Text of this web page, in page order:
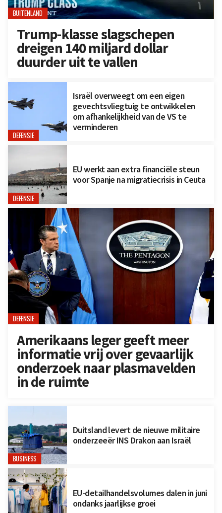
BUITENLAND
Trump-klasse slagschepen
dreigen 140 miljard dollar
duurder uit te vallen
DEFENSIE
Israël overweegt om een eigen
gevechtsvliegtuig te ontwikkelen
om afhankelijkheid van de VS te
verminderen
DEFENSIE
EU werkt aan extra financiële steun
voor Spanje na migratiecrisis in Ceuta
DEFENSIE
Amerikaans leger geeft meer
informatie vrij over gevaarlijk
onderzoek naar plasmavelden
in de ruimte
BUSINESS
Duitsland levert de nieuwe militaire
onderzeeër INS Drakon aan Israël
EU-detailhandelsvolumes dalen in juni
ondanks jaarlijkse groei